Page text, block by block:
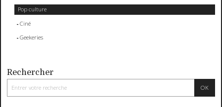
Pop culture
Ciné
Geekeries
Rechercher